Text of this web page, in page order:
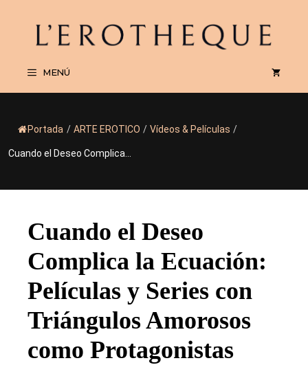
MENÚ
Portada / ARTE EROTICO / Vídeos & Películas /
Cuando el Deseo Complica...
Cuando el Deseo
Complica la Ecuación:
Películas y Series con
Triángulos Amorosos
como Protagonistas